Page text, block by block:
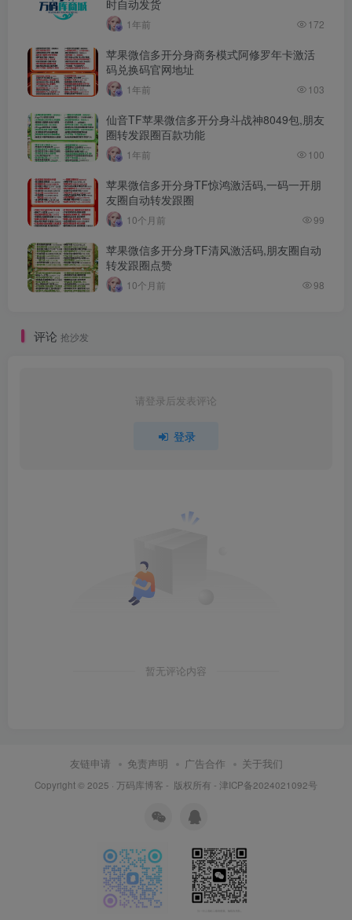
时自动发货
1年前 172
苹果微信多开分身商务模式阿修罗年卡激活
码兑换码官网地址
1年前 103
仙音TF苹果微信多开分身斗战神8049包,朋友
圈转发跟圈百款功能
1年前 100
苹果微信多开分身TF惊鸿激活码,一码一开朋
友圈自动转发跟圈
10个月前 99
苹果微信多开分身TF清风激活码,朋友圈自动
转发跟圈点赞
10个月前 98
评论 抢沙发
请登录后发表评论
登录
暂无评论内容
友链申请 免责声明 广告合作 关于我们
Copyright © 2025 · 万码库博客 - 版权所有 - 津ICP备2024021092号